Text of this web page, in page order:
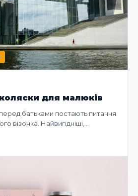
для малюків
батьками постають питання
візочка. Найвигідніші,…